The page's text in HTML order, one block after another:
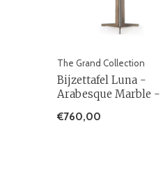
The Grand Collection
Bijzettafel Luna -
Arabesque Marble -
€760,00